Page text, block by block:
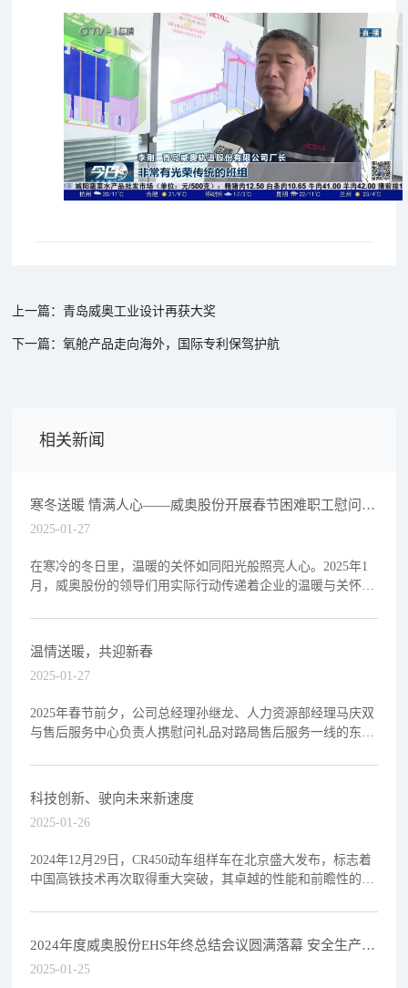
上一篇：青岛威奥工业设计再获大奖
下一篇：氧舱产品走向海外，国际专利保驾护航
相关新闻
寒冬送暖 情满人心——威奥股份开展春节困难职工慰问活
动
2025-01-27
在寒冷的冬日里，温暖的关怀如同阳光般照亮人心。2025年1
月，威奥股份的领导们用实际行动传递着企业的温暖与关怀，
温情送暖，共迎新春
2025-01-27
2025年春节前夕，公司总经理孙继龙、人力资源部经理马庆双
与售后服务中心负责人携慰问礼品对路局售后服务一线的东北
科技创新、驶向未来新速度
2025-01-26
2024年12月29日，CR450动车组样车在北京盛大发布，标志着
中国高铁技术再次取得重大突破，其卓越的性能和前瞻性的设
2024年度威奥股份EHS年终总结会议圆满落幕 安全生产先
进集体与个人揭晓
2025-01-25